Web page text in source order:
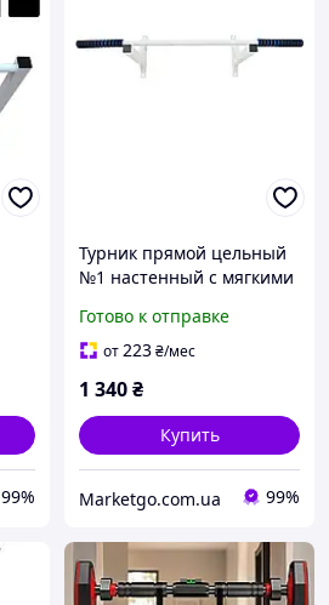
99%
Турник прямой цельный
№1 настенный с мягкими
спортзала M_2453
Готово к отправке
от223₴/мес
1 340₴
Купить
Marketgo.com.ua 99%